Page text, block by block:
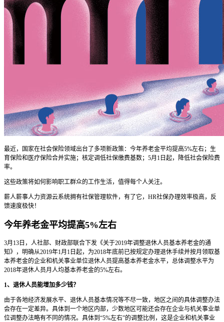
最近，国家在社会保险领域出台了多项新政策：今年养老金平均提高5%左右；生
育保险和医疗保险合并实施；核定调低社保缴费基数；5月1日起，降低社会保险费
率。
这些政策将如何影响职工群众的工作生活，值得每个人关注。
薪人薪事人力资源云系统拥有社保管理软件，有了它，HR社保办理效率极高，反
馈速度极快！
今年养老金平均提高5%左右
3月13日，人社部、财政部联合下发《关于2019年调整退休人员基本养老金的通
知》，明确从2019年1月1日起，为2018年底前已按规定办理退休手续并按月领取基
本养老金的企业和机关事业单位退休人员提高基本养老金水平，总体调整水平为
2018年退休人员月人均基本养老金的5%左右。
1、退休人员能增加多少钱？
由于各地经济发展水平、退休人员基本情况等不尽一致，地区之间的具体调整办法
会存在一定差异。具体到一个地区内部，少数地区可能还会存在企业与机关事业单
位调整办法略有不同的情况。具体到“5%左右”的调整比例，这是企业和机关事业